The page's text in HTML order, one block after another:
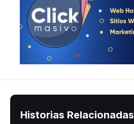
Historias Relacionadas